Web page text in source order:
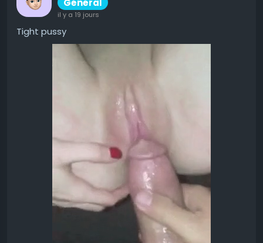
il y a 19 jours
Tight pussy